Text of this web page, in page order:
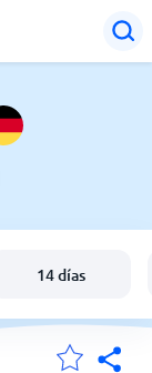
14 días